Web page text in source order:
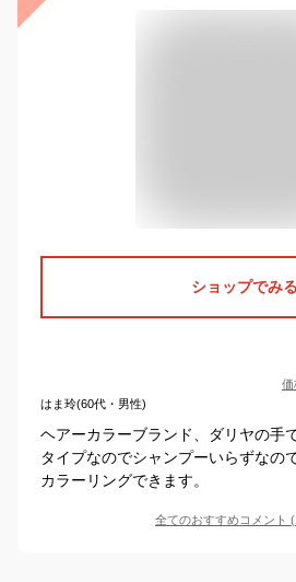
ショップでみる
価
はま玲(60代・男性)
ヘアーカラーブランド、ダリヤの手
タイプなのでシャンプーいらずなの
カラーリングできます。
全てのおすすめコメント (